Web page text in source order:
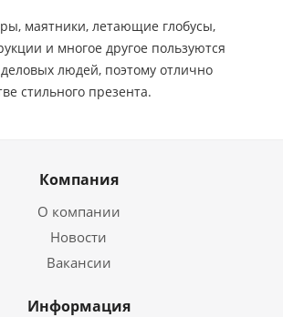
маятники, летающие глобусы,
и многое другое пользуются
людей, поэтому отлично
стильного презента.
Компания
О компании
Новости
Вакансии
Информация